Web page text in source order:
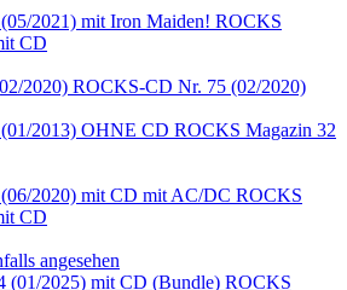
ROCKS
CD
ROCKS-CD Nr. 75 (02/2020)
ROCKS Magazin 32
ROCKS
CD
angesehen
ROCKS